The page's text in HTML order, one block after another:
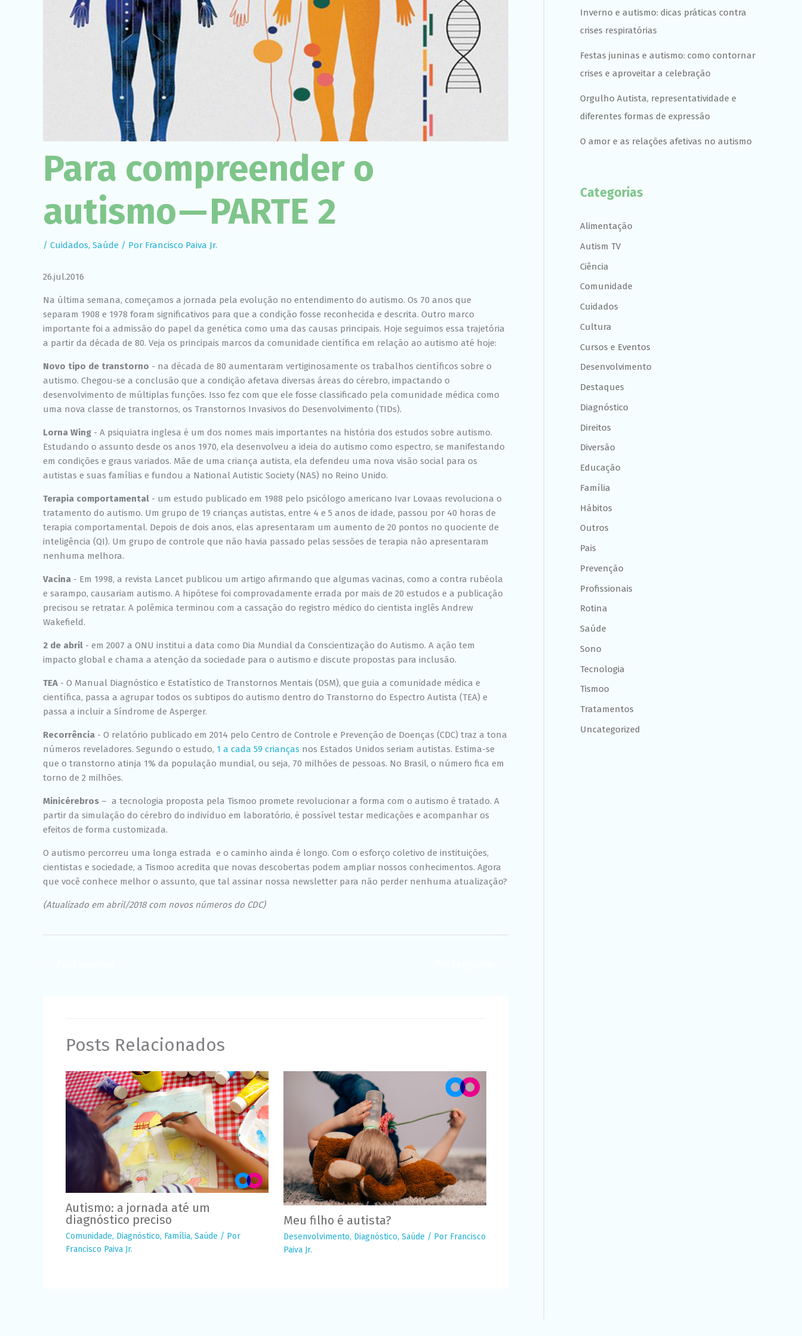
Para compreender o
autismo — PARTE 2
/ Cuidados, Saúde / Por Francisco Paiva Jr.
26.jul.2016
Na última semana, começamos a jornada pela evolução no entendimento do autismo. Os 70 anos que
separam 1908 e 1978 foram significativos para que a condição fosse reconhecida e descrita. Outro marco
importante foi a admissão do papel da genética como uma das causas principais. Hoje seguimos essa trajetória
a partir da década de 80. Veja os principais marcos da comunidade científica em relação ao autismo até hoje:
Novo tipo de transtorno ­- na década de 80 aumentaram vertiginosamente os trabalhos científicos sobre o
autismo. Chegou­-se a conclusão que a condição afetava diversas áreas do cérebro, impactando o
desenvolvimento de múltiplas funções. Isso fez com que ele fosse classificado pela comunidade médica como
uma nova classe de transtornos, os Transtornos Invasivos do Desenvolvimento (TIDs).
Lorna Wing -­ A psiquiatra inglesa é um dos nomes mais importantes na história dos estudos sobre autismo.
Estudando o assunto desde os anos 1970, ela desenvolveu a ideia do autismo como espectro, se manifestando
em condições e graus variados. Mãe de uma criança autista, ela defendeu uma nova visão social para os
autistas e suas famílias e fundou a National Autistic Society (NAS) no Reino Unido.
Terapia comportamental ­- um estudo publicado em 1988 pelo psicólogo americano Ivar Lovaas revoluciona o
tratamento do autismo. Um grupo de 19 crianças autistas, entre 4 e 5 anos de idade, passou por 40 horas de
terapia comportamental. Depois de dois anos, elas apresentaram um aumento de 20 pontos no quociente de
inteligência (QI). Um grupo de controle que não havia passado pelas sessões de terapia não apresentaram
nenhuma melhora.
Vacina -­ Em 1998, a revista Lancet publicou um artigo afirmando que algumas vacinas, como a contra rubéola
e sarampo, causariam autismo. A hipótese foi comprovadamente errada por mais de 20 estudos e a publicação
precisou se retratar. A polêmica terminou com a cassação do registro médico do cientista inglês Andrew
Wakefield.
2 de abril ­- em 2007 a ONU institui a data como Dia Mundial da Conscientização do Autismo. A ação tem
impacto global e chama a atenção da sociedade para o autismo e discute propostas para inclusão.
TEA -­ O Manual Diagnóstico e Estatístico de Transtornos Mentais (DSM), que guia a comunidade médica e
científica, passa a agrupar todos os subtipos do autismo dentro do Transtorno do Espectro Autista (TEA) e
passa a incluir a Síndrome de Asperger.
Recorrência -­ O relatório publicado em 2014 pelo Centro de Controle e Prevenção de Doenças (CDC) traz a tona
números reveladores. Segundo o estudo, 1 a cada 59 crianças nos Estados Unidos seriam autistas. Estima-­se
que o transtorno atinja 1% da população mundial, ou seja, 70 milhões de pessoas. No Brasil, o número fica em
torno de 2 milhões.
Minicérebros – ­ a tecnologia proposta pela Tismoo promete revolucionar a forma com o autismo é tratado. A
partir da simulação do cérebro do indivíduo em laboratório, é possível testar medicações e acompanhar os
efeitos de forma customizada.
O autismo percorreu uma longa estrada ­ e o caminho ainda é longo. Com o esforço coletivo de instituições,
cientistas e sociedade, a Tismoo acredita que novas descobertas podem ampliar nossos conhecimentos. Agora
que você conhece melhor o assunto, que tal assinar nossa newsletter para não perder nenhuma atualização?
(Atualizado em abril/2018 com novos números do CDC)
Posts Relacionados
Autismo: a jornada até um
diagnóstico preciso
Comunidade, Diagnóstico, Família, Saúde / Por
Francisco Paiva Jr.
Meu filho é autista?
Desenvolvimento, Diagnóstico, Saúde / Por Francisco
Paiva Jr.
Inverno e autismo: dicas práticas contra
crises respiratórias
Festas juninas e autismo: como contornar
crises e aproveitar a celebração
Orgulho Autista, representatividade e
diferentes formas de expressão
O amor e as relações afetivas no autismo
Categorias
Alimentação
Autism TV
Ciência
Comunidade
Cuidados
Cultura
Cursos e Eventos
Desenvolvimento
Destaques
Diagnóstico
Direitos
Diversão
Educação
Família
Hábitos
Outros
Pais
Prevenção
Profissionais
Rotina
Saúde
Sono
Tecnologia
Tismoo
Tratamentos
Uncategorized
Necessário
Esses cookies
não são
opcionais. São
necessários
para o
funcionamento
do site.
Estatísticas
funcione o
melhor
possível
visita. Se você
cookies,
algumas
funcionalidades
desaparecerão
Marketing
Ao compartilhar
comportamento
site, você
aumenta a
chance de ver
conteúdo e